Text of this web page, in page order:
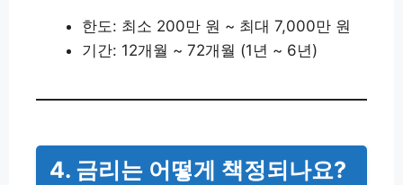
한도: 최소 200만 원 ~ 최대 7,000만 원
기간: 12개월 ~ 72개월 (1년 ~ 6년)
4. 금리는 어떻게 책정되나요?